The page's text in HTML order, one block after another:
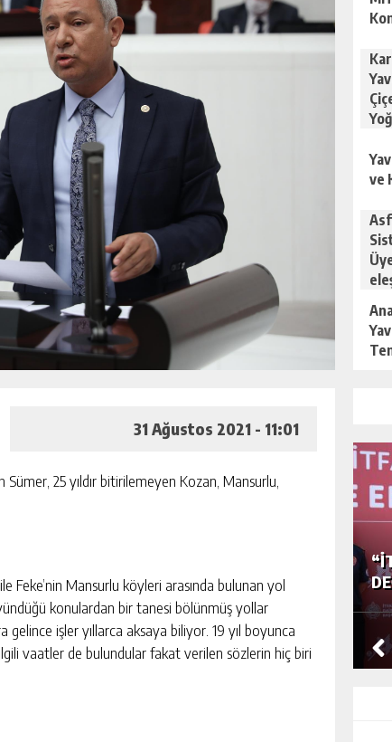
31 Ağustos 2021 - 11:01
25 yıldır bitirilemeyen Kozan, Mansurlu,
Feke’nin Mansurlu köyleri arasında bulunan yol
konulardan bir tanesi bölünmüş yollar
gelince işler yıllarca aksaya biliyor. 19 yıl boyunca
vaatler de bulundular fakat verilen sözlerin hiç biri
ve
GÜNLÜK HABER AKIŞI
TAMAMLADI